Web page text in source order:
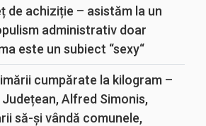
de achiziție – asistăm la un
administrativ doar
este un subiect “sexy“
cumpărate la kilogram –
Alfred Simonis,
să-și vândă comunele,